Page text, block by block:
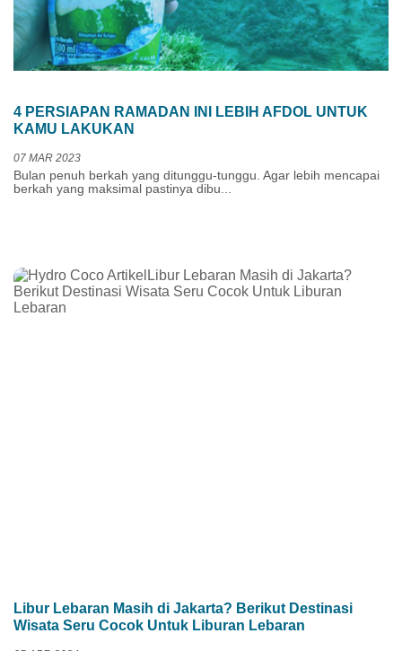
4 PERSIAPAN RAMADAN INI LEBIH AFDOL UNTUK
KAMU LAKUKAN
07 MAR 2023
Bulan penuh berkah yang ditunggu-tunggu. Agar lebih mencapai
berkah yang maksimal pastinya dibu...
Libur Lebaran Masih di Jakarta? Berikut Destinasi
Wisata Seru Cocok Untuk Liburan Lebaran